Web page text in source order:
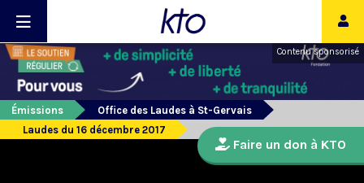
Contenu sponsorisé
Émissions
Office des Laudes à St-Gervais
Laudes du 16 décembre 2017
Faire un don à KTO